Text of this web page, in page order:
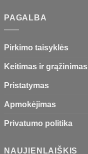
PAGALBA
Pirkimo taisyklės
Keitimas ir grąžinimas
Pristatymas
Apmokėjimas
Privatumo politika
NAUJIENLAIŠKIS